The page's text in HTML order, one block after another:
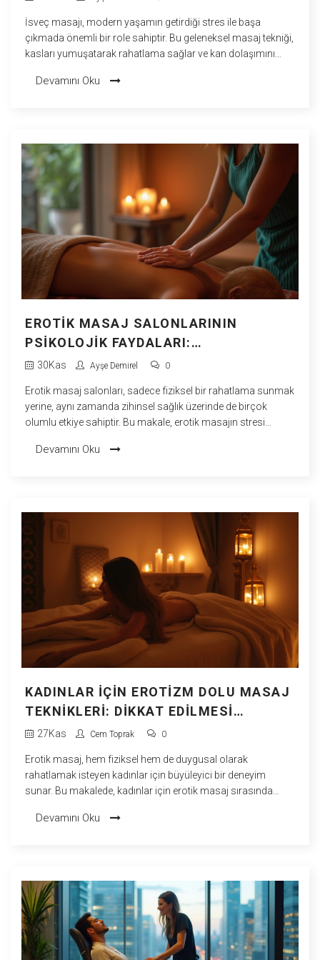
İsveç masajı, modern yaşamın getirdiği stres ile başa
çıkmada önemli bir role sahiptir. Bu geleneksel masaj tekniği,
kasları yumuşatarak rahatlama sağlar ve kan dolaşımını
keşfederek, zihin ve beden sağlığınızı destekleyebilirsiniz.
Devamını Oku
EROTIK MASAJ SALONLARININ
PSIKOLOJIK FAYDALARI:
DERINLEMESINE İRDELEME
30Kas Ayşe Demirel 0
Erotik masaj salonları, sadece fiziksel bir rahatlama sunmak
yerine, aynı zamanda zihinsel sağlık üzerinde de birçok
olumlu etkiye sahiptir. Bu makale, erotik masajın stresi
psikolojik faydalarını ele alıyor. Samimi bir ortamda yapılan
bedensel hem de zihinsel faydalar sunan bu deneyim, genel
yaşam kalitesini yükseltebilir.
Devamını Oku
KADINLAR IÇIN EROTIZM DOLU MASAJ
TEKNIKLERI: DIKKAT EDILMESI
GEREKENLER
27Kas Cem Toprak 0
Erotik masaj, hem fiziksel hem de duygusal olarak
rahatlamak isteyen kadınlar için büyüleyici bir deneyim
sunar. Bu makalede, kadınlar için erotik masaj sırasında
yapılması uygun olmayan davranışları keşfedeceksiniz.
bağ kurmanızda yardımcı olacak ipuçlarını sunmaktır.
Devamını Oku